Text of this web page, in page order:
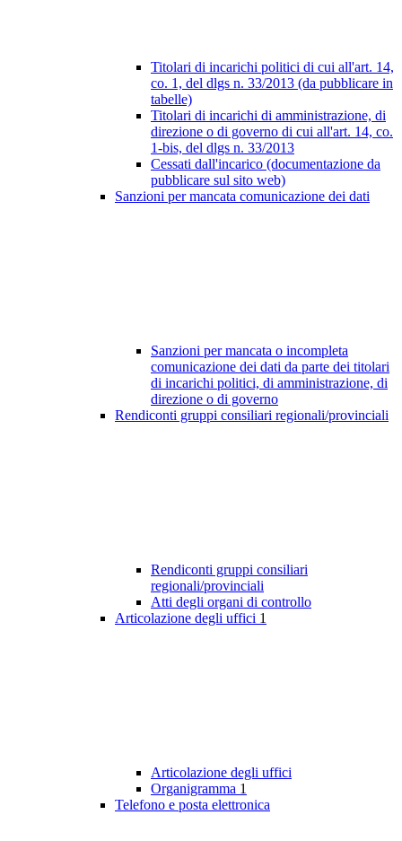
Titolari di incarichi politici di cui all'art. 14,
co. 1, del dlgs n. 33/2013 (da pubblicare in
tabelle)
Titolari di incarichi di amministrazione, di
direzione o di governo di cui all'art. 14, co.
1-bis, del dlgs n. 33/2013
Cessati dall'incarico (documentazione da
pubblicare sul sito web)
Sanzioni per mancata comunicazione dei dati
Sanzioni per mancata o incompleta
comunicazione dei dati da parte dei titolari
di incarichi politici, di amministrazione, di
direzione o di governo
Rendiconti gruppi consiliari regionali/provinciali
Rendiconti gruppi consiliari
regionali/provinciali
Atti degli organi di controllo
Articolazione degli uffici 1
Articolazione degli uffici
Organigramma 1
Telefono e posta elettronica